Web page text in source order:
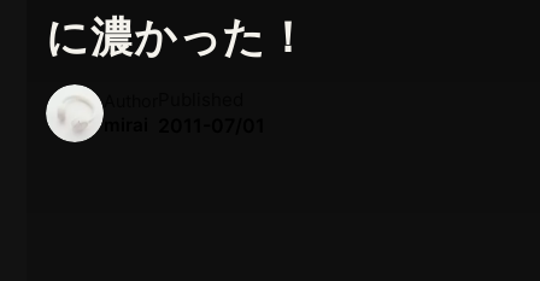
に濃かった！